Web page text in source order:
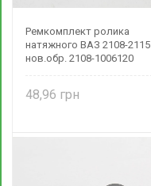
Ремкомплект ролика
натяжного ВАЗ 2108-2115
нов.обр. 2108-1006120
48,96